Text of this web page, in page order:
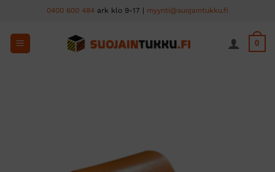
content
0400 600 484 ark klo 9-17 | myynti@suojaintukku.fi
0